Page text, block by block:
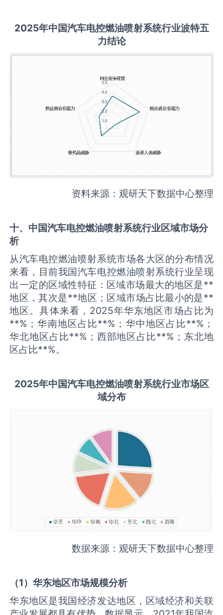
2025年中国汽车电控燃油喷射系统行业波特五
力结论
资料来源：观研天下数据中心整理
十、中国汽车电控燃油喷射系统行业区域市场分
析
从汽车电控燃油喷射系统市场各大区的分布情况
来看，目前我国汽车电控燃油喷射系统行业呈现
出一定的区域性特征：区域市场最大的地区是**
地区，其次是**地区；区域市场占比最小的是**
地区。具体来看，2025年华东地区市场占比为
**%；华南地区占比**%；华中地区占比**%；
华北地区占比**%；西部地区占比**%；东北地
区占比**%。
2025年中国汽车电控燃油喷射系统行业市场区
域分布
数据来源：观研天下数据中心整理
（1）华东地区市场规模分析
华东地区是我国经济发达地区，区域经济和关联